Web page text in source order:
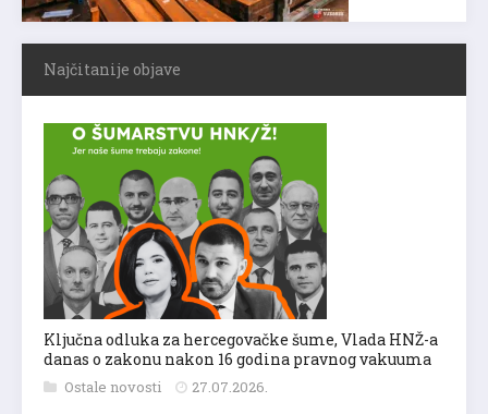
Najčitanije objave
Ključna odluka za hercegovačke šume, Vlada HNŽ-a
danas o zakonu nakon 16 godina pravnog vakuuma
Ostale novosti 27.07.2026.